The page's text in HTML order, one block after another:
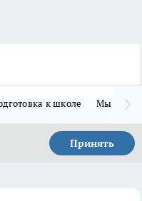
к школе Мы в MAX
Принять